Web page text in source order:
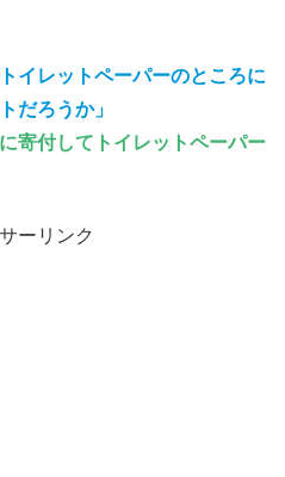
イレットペーパーのところに
だろうか」
寄付してトイレットペーパー
ーリンク